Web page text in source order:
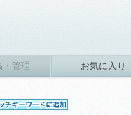
・管理 お気に入り